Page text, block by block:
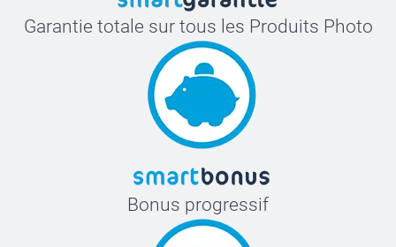
Garantie totale sur tous les Produits Photo
Bonus progressif